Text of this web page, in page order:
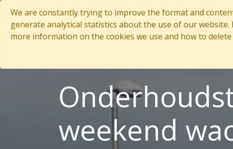
We are constantly trying to improve the format and
generate analytical statistics about the use of our
more information on the cookies we use and how to
weekend